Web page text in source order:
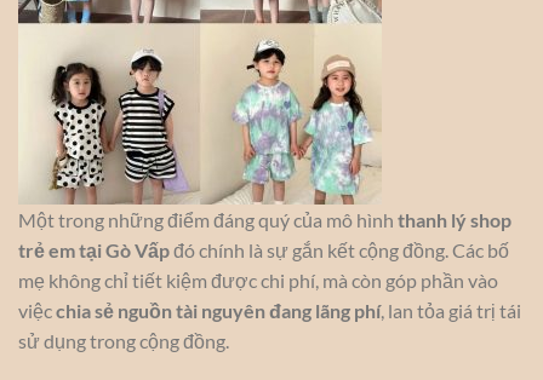
Một trong những điểm đáng quý của mô hình thanh lý shop
trẻ em tại Gò Vấpđó chính là sự gắn kết cộng đồng. Các bố
mẹ không chỉ tiết kiệm được chi phí, mà còn góp phần vào
việcchia sẻ nguồn tài nguyên đang lãng phí, lan tỏa giá trị tái
sử dụng trong cộng đồng.